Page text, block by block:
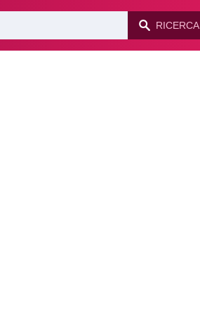
RICERCA